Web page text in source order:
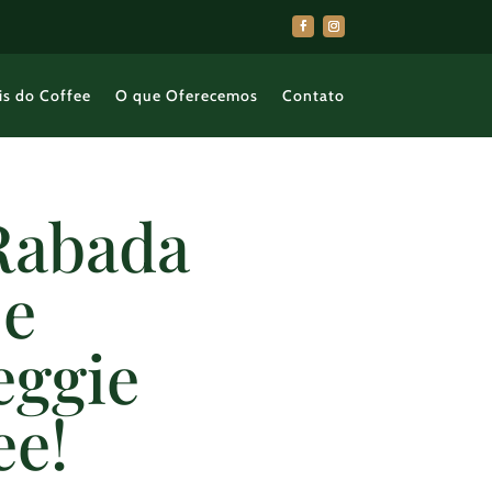
do Coffee O que Oferecemos Contato